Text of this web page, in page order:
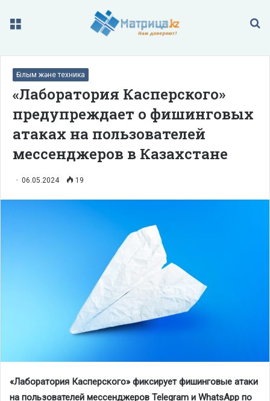
Меню
Ғылым және техника
«Лаборатория Касперского»
предупреждает о фишинговых
атаках на пользователей
мессенджеров в Казахстане
06.05.2024 19
«Лаборатория Касперского» фиксирует фишинговые атаки
на пользователей мессенджеров Telegram и WhatsApp по